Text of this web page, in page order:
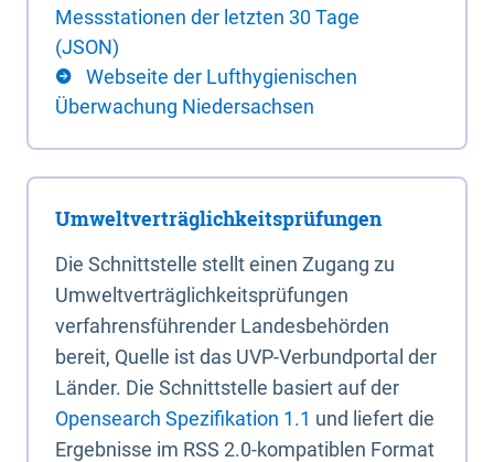
Messstationen der letzten 30 Tage
(JSON)
Webseite der Lufthygienischen
Überwachung Niedersachsen
Umweltverträglichkeitsprüfungen
Die Schnittstelle stellt einen Zugang zu
Umweltverträglichkeitsprüfungen
verfahrensführender Landesbehörden
bereit, Quelle ist das UVP-Verbundportal der
Länder. Die Schnittstelle basiert auf der
Opensearch Spezifikation 1.1 und liefert die
Ergebnisse im RSS 2.0-kompatiblen Format